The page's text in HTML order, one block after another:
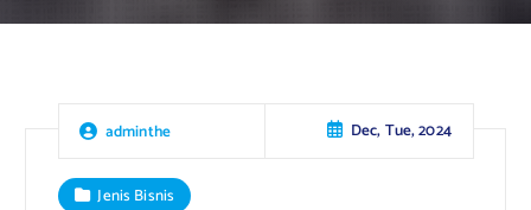
adminthe Dec, Tue, 2024
Jenis Bisnis